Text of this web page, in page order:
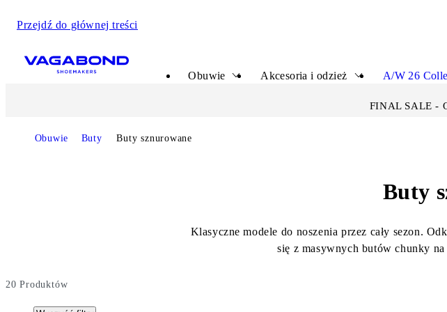
Przejdź do głównej treści
Obuwie
Akcesoria i odzież A/W 26
FINAL SALE -
Obuwie Buty Buty sznurowane
Buty
Klasyczne modele do noszenia przez cały sezon.
się z masywnych butów chunky
20 Produktów